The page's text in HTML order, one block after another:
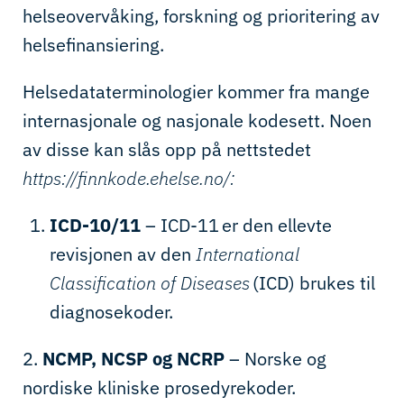
helseovervåking, forskning og prioritering av
helsefinansiering.
Helsedataterminologier kommer fra mange
internasjonale og nasjonale kodesett. Noen
av disse kan slås opp på nettstedet
https://finnkode.ehelse.no/:
ICD-10/11– ICD-11 er den ellevte
revisjonen av den International
Classification of Diseases(ICD) brukes til
diagnosekoder.
2. NCMP, NCSP og NCRP– Norske og
nordiske kliniske prosedyrekoder.